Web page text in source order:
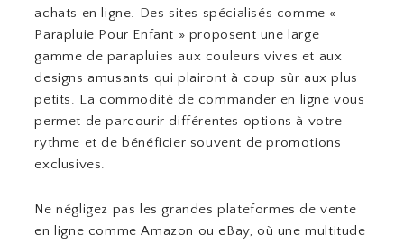
achats en ligne. Des sites spécialisés comme «
Parapluie Pour Enfant » proposent une large
gamme de parapluies aux couleurs vives et aux
designs amusants qui plairont à coup sûr aux plus
petits. La commodité de commander en ligne vous
permet de parcourir différentes options à votre
rythme et de bénéficier souvent de promotions
exclusives.
Ne négligez pas les grandes plateformes de vente
en ligne comme Amazon ou eBay, où une multitude